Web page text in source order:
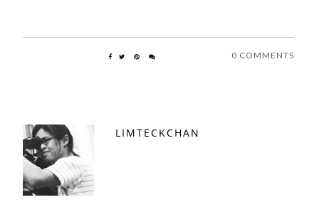
0 COMMENTS
LIMTECKCHAN